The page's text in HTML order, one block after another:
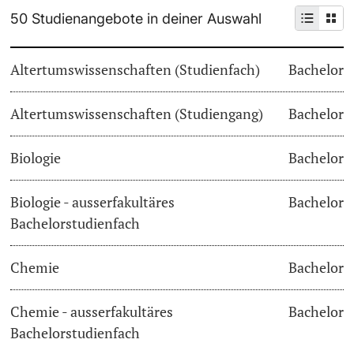
Doktorierende
Fördernde & Alumni
weitere Informationen
Informationen, Veranstaltungen & Schnuppern
Studienberatung
Studienfachberatung
Im Studium
Vorlesungsverzeichnis
Belegen
Weiterbildung
Universität
50 Studienangebote in deiner Auswahl
Altertumswissenschaften (Studienfach) Bachelor
Altertumswissenschaften (Studiengang) Bachelor
Biologie Bachelor
Biologie - ausserfakultäres
Bachelorstudienfach
Bachelor
Chemie Bachelor
Chemie - ausserfakultäres
Bachelorstudienfach
Bachelor